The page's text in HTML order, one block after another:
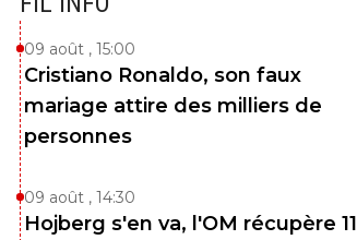
09 août , 15:00
Cristiano Ronaldo, son faux
mariage attire des milliers de
personnes
09 août , 14:30
Hojberg s'en va, l'OM récupère 11